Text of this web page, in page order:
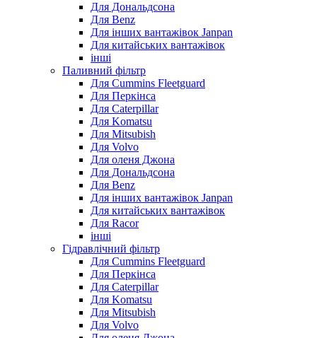
Для Дональдсона
Для Benz
Для інших вантажівок Janpan
Для китайських вантажівок
інші
Паливний фільтр
Для Cummins Fleetguard
Для Перкінса
Для Caterpillar
Для Komatsu
Для Mitsubish
Для Volvo
Для оленя Джона
Для Дональдсона
Для Benz
Для інших вантажівок Janpan
Для китайських вантажівок
Для Racor
інші
Гідравлічний фільтр
Для Cummins Fleetguard
Для Перкінса
Для Caterpillar
Для Komatsu
Для Mitsubish
Для Volvo